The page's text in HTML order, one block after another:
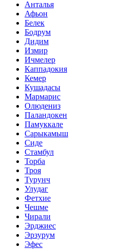
Анталья
Афьон
Белек
Бодрум
Дидим
Измир
Ичмелер
Каппадокия
Кемер
Кушадасы
Мармарис
Олюдениз
Паландокен
Памуккале
Сарыкамыш
Сиде
Стамбул
Торба
Троя
Турунч
Улудаг
Фетхие
Чешме
Чирали
Эрджиес
Эрзурум
Эфес